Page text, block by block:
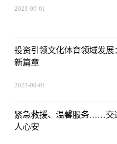
2023-09-01
投资引领文化体育领域发
新篇章
2023-09-01
紧急救援、温馨服务……交
人心安